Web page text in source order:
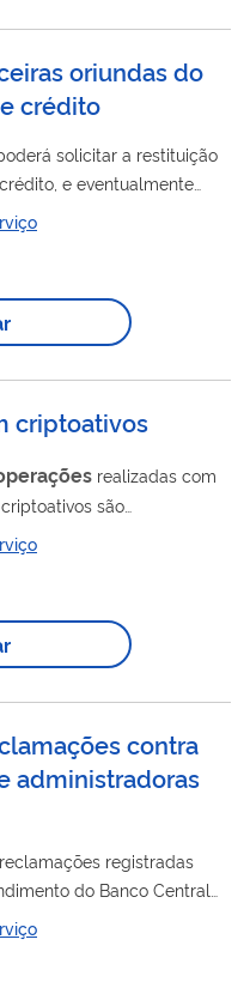
oriundas do
crédito
solicitar a restituição
e eventualmente
criptoativos
realizadas com
virtuais”, sendo o
lembre-se! Criptoativos
Bitcoins. Declare as
criptoativo ou moeda
sobre
operações
contra
administradoras
registradas
do Banco Central
(145) e correspondência.
respondidas
há evidências de